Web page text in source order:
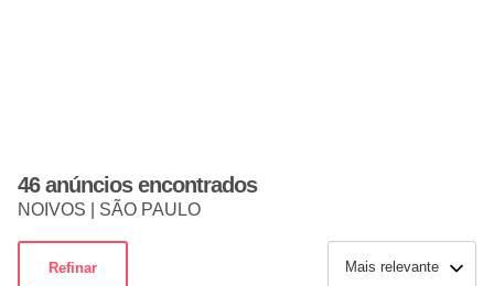
46 anúncios encontrados
NOIVOS | SÃO PAULO
Refinar Mais relevante